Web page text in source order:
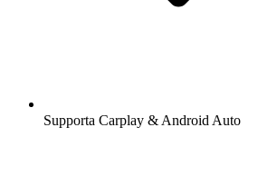
Supporta Carplay & Android Auto